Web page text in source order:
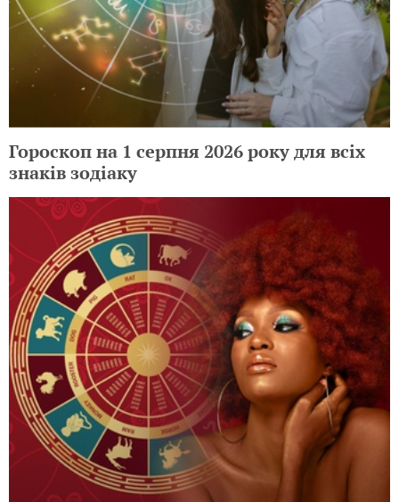
Гороскоп на 1 серпня 2026 року для всіх
знаків зодіаку